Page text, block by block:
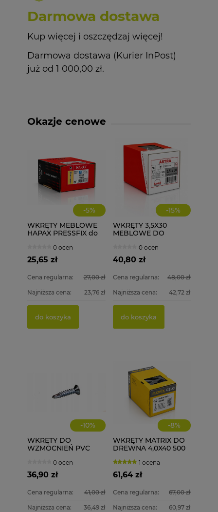
Darmowa dostawa
Kup więcej i oszczędzaj więcej!
Darmowa dostawa (Kurier InPost)
już od 1 000,00 zł.
Okazje cenowe
-5%
WKRĘTY MEBLOWE
HAPAX PRESSFIX do
4x30 200 szt.
ściągające
0 ocen
25,65 zł
Cena regularna: 27,00 zł
Najniższa cena: 23,76 zł
do koszyka
-15%
WKRĘTY 3,5X30
MEBLOWE DO
0 ocen
40,80 zł
Cena regularna: 48,00 zł
Najniższa cena: 42,72 zł
do koszyka
-10%
WKRĘTY DO
WZMOCNIEŃ PVC
1000 szt.0 ocen
36,90 zł
Cena regularna: 41,00 zł
Najniższa cena: 36,49 zł
-8%
WKRĘTY MATRIX DO
DREWNA 4,0X40 500
1 ocena
61,64 zł
Cena regularna: 67,00 zł
Najniższa cena: 60,97 zł